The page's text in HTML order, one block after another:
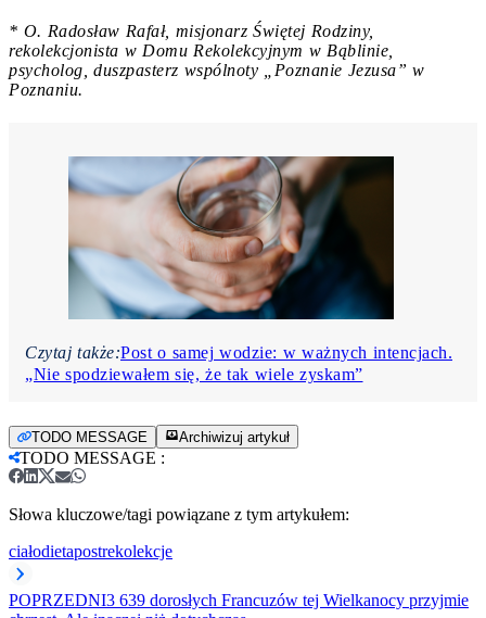
* O. Radosław Rafał, misjonarz Świętej Rodziny,
rekolekcjonista w Domu Rekolekcyjnym w Bąblinie,
psycholog, duszpasterz wspólnoty „Poznanie Jezusa” w
Poznaniu.
Czytaj także:Post o samej wodzie: w ważnych intencjach.
„Nie spodziewałem się, że tak wiele zyskam”
TODO MESSAGE Archiwizuj artykuł
TODO MESSAGE :
Słowa kluczowe/tagi powiązane z tym artykułem:
ciałodietapostrekolekcje
POPRZEDNI3 639 dorosłych Francuzów tej Wielkanocy przyjmie